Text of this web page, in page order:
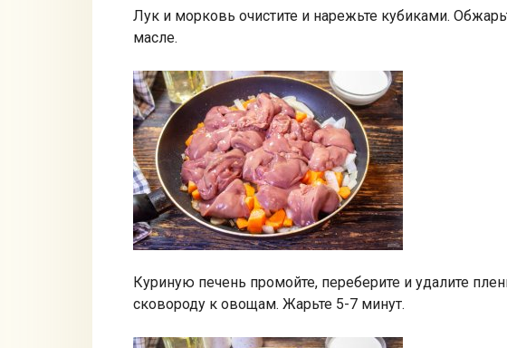
Лук и морковь очистите и нарежьте кубиками.
масле.
Куриную печень промойте, переберите и удалите
сковороду к овощам. Жарьте 5-7 минут.